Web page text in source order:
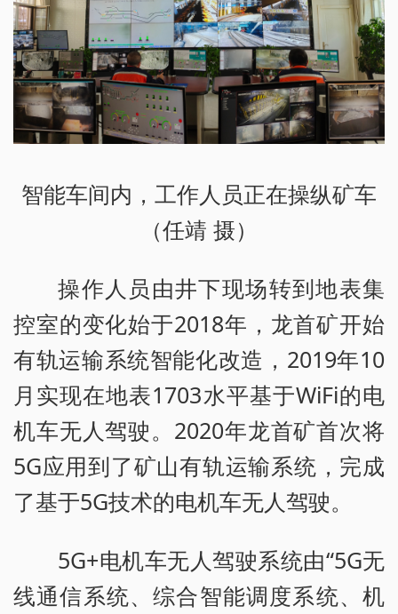
智能车间内，工作人员正在操纵矿车
（任靖 摄）
操作人员由井下现场转到地表集
控室的变化始于2018年，龙首矿开始
有轨运输系统智能化改造，2019年10
月实现在地表1703水平基于WiFi的电
机车无人驾驶。2020年龙首矿首次将
5G应用到了矿山有轨运输系统，完成
了基于5G技术的电机车无人驾驶。
5G+电机车无人驾驶系统由“5G无
线通信系统、综合智能调度系统、机